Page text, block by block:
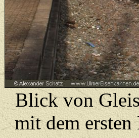
Blick von
mit dem ersten